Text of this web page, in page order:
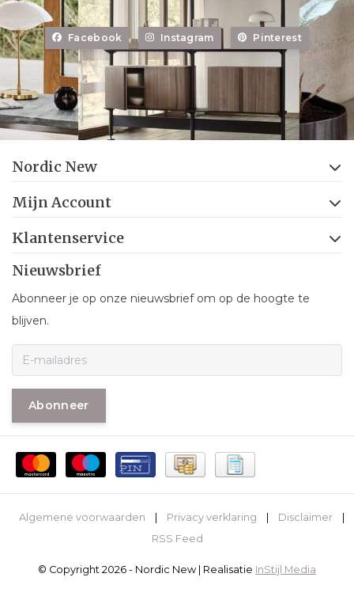
Facebook Instagram Pinterest
Nordic New
Mijn Account
Klantenservice
Nieuwsbrief
Abonneer je op onze nieuwsbrief om op de hoogte te
blijven.
Abonneer
Algemene voorwaarden | Privacy verklaring | Disclaimer
|
RSS Feed
© Copyright 2026 - Nordic New | Realisatie InStijl Media